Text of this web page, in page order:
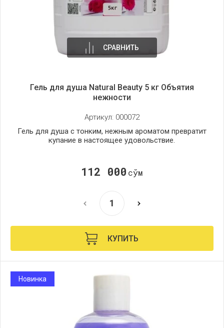
СРАВНИТЬ
Гель для душа Natural Beauty 5 кг Объятия
нежности
Артикул: 000072
Гель для душа с тонким, нежным ароматом превратит
купание в настоящее удовольствие.
112 000 сўм
КУПИТЬ
Новинка